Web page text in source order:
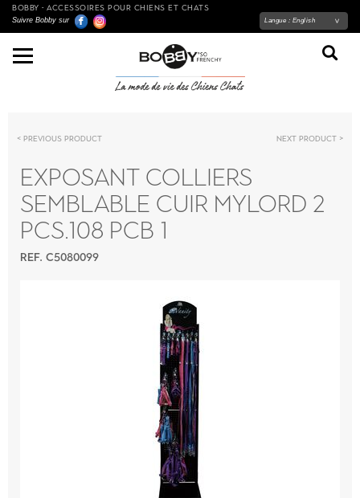
BOBBY - ACCESSOIRES POUR CHIENS ET CHATS
Suivre Bobby sur Langue : English
Previous product Next product
EXPOSANT COLLIERS
SEMBLABLE CUIR MYLORD 2
PCS.108 PCB 1
REF. C5080099